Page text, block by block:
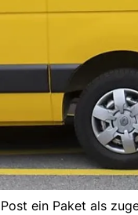
ein Paket als